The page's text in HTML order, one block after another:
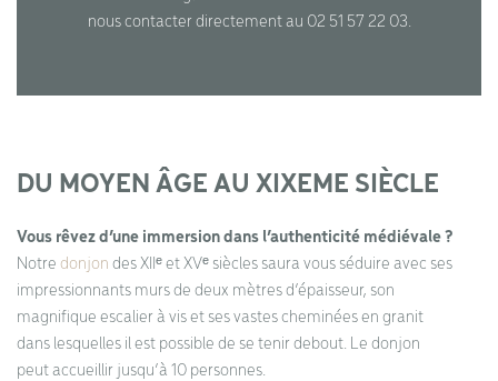
nous contacter directement au 02 51 57 22 03.
DU MOYEN ÂGE AU XIXEME SIÈCLE
Vous rêvez d’une immersion dans l’authenticité médiévale ?
Notre donjon des XIIᵉ et XVᵉ siècles saura vous séduire avec ses
impressionnants murs de deux mètres d’épaisseur, son
magnifique escalier à vis et ses vastes cheminées en granit
dans lesquelles il est possible de se tenir debout. Le donjon
peut accueillir jusqu’à 10 personnes.